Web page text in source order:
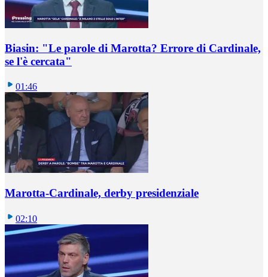
Biasin: "Le parole di Marotta? Errore di Cardinale,
se l'è cercata"
01:46
Marotta-Cardinale, derby presidenziale
02:10